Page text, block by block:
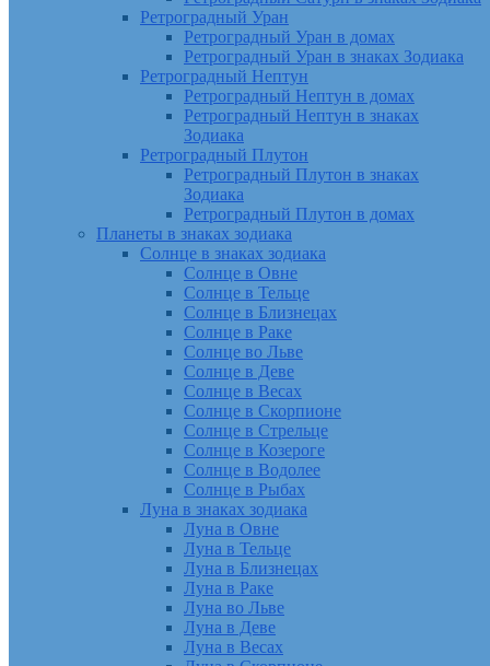
Ретроградный Уран
Ретроградный Уран в домах
Ретроградный Уран в знаках Зодиака
Ретроградный Нептун
Ретроградный Нептун в домах
Ретроградный Нептун в знаках
Зодиака
Ретроградный Плутон
Ретроградный Плутон в знаках
Зодиака
Ретроградный Плутон в домах
Планеты в знаках зодиака
Солнце в знаках зодиака
Солнце в Овне
Солнце в Тельце
Солнце в Близнецах
Солнце в Раке
Солнце во Льве
Солнце в Деве
Солнце в Весах
Солнце в Скорпионе
Солнце в Стрельце
Солнце в Козероге
Солнце в Водолее
Солнце в Рыбах
Луна в знаках зодиака
Луна в Овне
Луна в Тельце
Луна в Близнецах
Луна в Раке
Луна во Льве
Луна в Деве
Луна в Весах